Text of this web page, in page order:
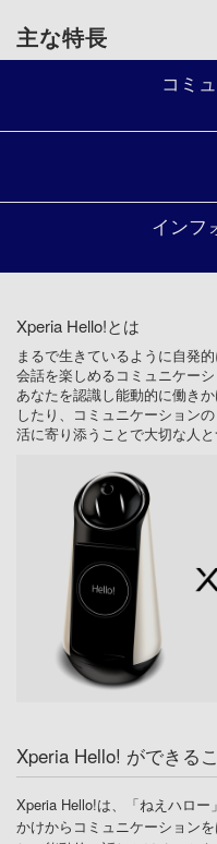
主な特長
コミ
インフ
Xperia Hello!とは
まるで生きているように自発
会話を楽しめるコミュニケーシ
あなたを認識し能動的に働き
したり、コミュニケーション
活に寄り添うことで大切な人
Xperia Hello! ができる
Xperia Hello!は、「ねえハロ
かけからコミュニケーション